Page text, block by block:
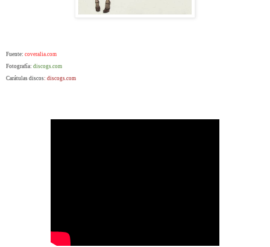
Fuente: coveralia.com
Fotografía: discogs.com
Carátulas discos: discogs.com